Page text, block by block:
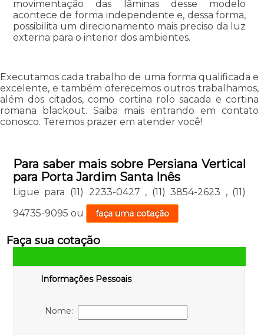
movimentação das lâminas desse modelo
acontece de forma independente e, dessa forma,
possibilita um direcionamento mais preciso da luz
externa para o interior dos ambientes.
Executamos cada trabalho de uma forma qualificada e
excelente, e também oferecemos outros trabalhamos,
além dos citados, como cortina rolo sacada e cortina
romana blackout. Saiba mais entrando em contato
conosco. Teremos prazer em atender você!
Para saber mais sobre Persiana Vertical
para Porta Jardim Santa Inês
Ligue para (11) 2233-0427 , (11) 3854-2623 , (11)
94735-9095 ou faça uma cotação
Faça sua cotação
Informações Pessoais
Nome: